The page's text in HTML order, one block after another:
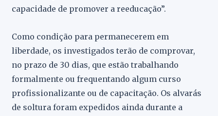
capacidade de promover a reeducação”.
Como condição para permanecerem em
liberdade, os investigados terão de comprovar,
no prazo de 30 dias, que estão trabalhando
formalmente ou frequentando algum curso
profissionalizante ou de capacitação. Os alvarás
de soltura foram expedidos ainda durante a